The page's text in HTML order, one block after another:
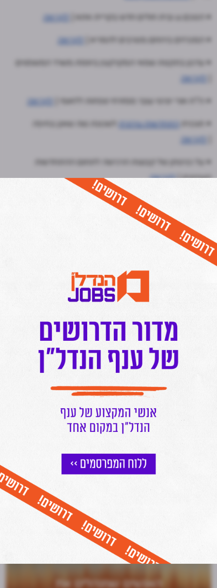
• הסכם גג ובית חולים חדש בקריית אתא |
לקריאה
• המכרזים בירוחם מסרבים להמריא |
לקריאה
• עדכון בתקנות שמאי המקרקעין ביוזמת משרד המשפטים
לקריאה
• רו"ח אורי יוניסי עובר ממזרחי טפחות ללאומי |
לקריאה
• תוכנית התחדשות עירונית לשכונת נווה שאנן בחיפה
לקריאה
• על כניסתן של קבוצות הרכישה לתחום ההתחדשות
העירונית |לקריאה
• סוף-סוף: מתחם החותרים של רוטשטיין יצא לדרך |
הנדל"ן מכל האתרים אצלכם בנייד!
לחצו כאן להצטרפות לתקציר המנהלים של מרכז הנדל"ן!
וקבלו עדכונים שוטפים על כל מה שחם בעולם הנדל"ן ישירות למייל שלכם
אני מאשר/ת קבלת דיוור